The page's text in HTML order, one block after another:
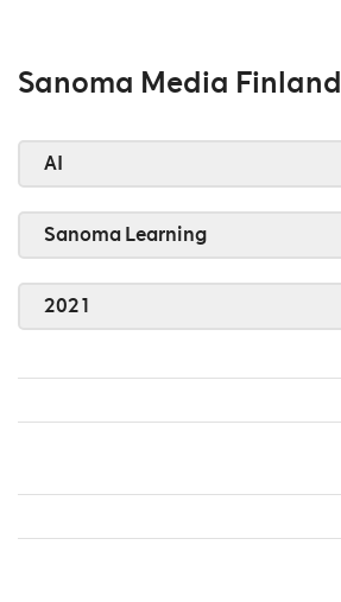
Sanoma Media Finland
AI
Sanoma Learning
2021